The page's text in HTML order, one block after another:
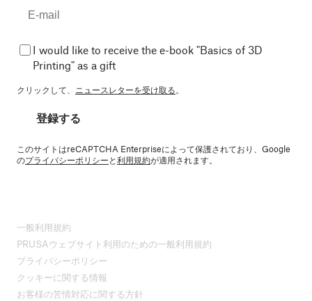
I would like to receive the e-book "Basics of 3D
Printing" as a gift
クリックして、 ニュースレターを受け取る。
登録する
このサイトはreCAPTCHA Enterpriseによって保護されており、Google
のプライバシーポリシーと利用規約が適用されます。
一般利用規約
PRUSAウェブサイト利用のための一般利用規約
プライバシーポリシー
クッキーに関する情報
お客様の苦情対応に関する方針